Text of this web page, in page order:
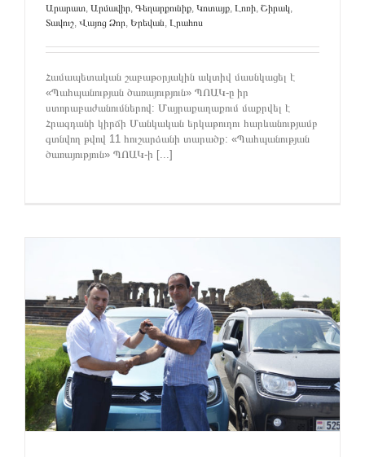
Արարատ, Արմավիր, Գեղարքունիք, Կոտայք, Լոռի, Շիրակ,
Տավուշ, Վայոց Ձոր, Երեվան, Լրահոս
Համապետական շաբաթօրյակին ակտիվ մասնկացել է
«Պահպանության ծառայություն» ՊՈԱԿ-ը իր
ստորաբաժանումներով: Մայրաքաղաքում մաքրվել է
Հրազդանի կիրճի Մանկական երկաթուղու հարևանությամբ
գտնվող թվով 11 հուշարձանի տարածք: «Պահպանության
ծառայություն» ՊՈԱԿ-ի [...]